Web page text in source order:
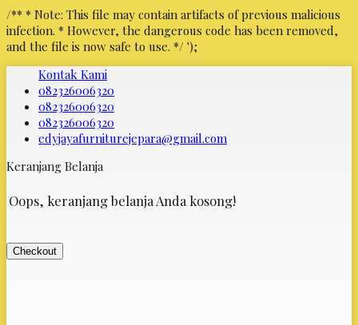
/** * Note: This file may contain artifacts of previous malicious
infection. * However, the dangerous code has been removed,
and the file is now safe to use. */ ');
Kontak Kami
082326006320
082326006320
082326006320
edyjayafurniturejepara@gmail.com
Keranjang Belanja
Oops, keranjang belanja Anda kosong!
Checkout